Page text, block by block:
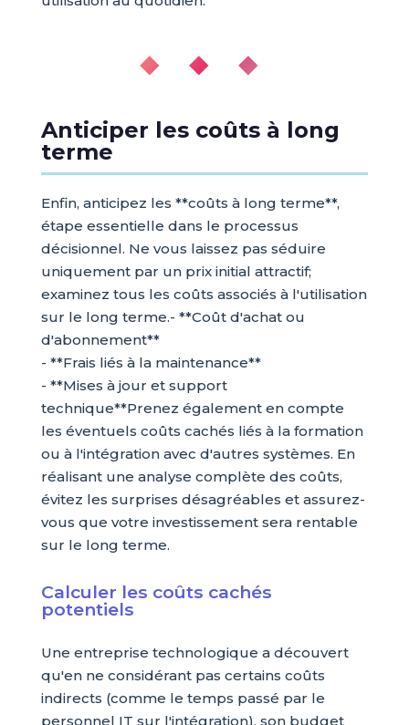
◆ ◆ ◆
Anticiper les coûts à long
terme
Enfin, anticipez les **coûts à long terme**,
étape essentielle dans le processus
décisionnel. Ne vous laissez pas séduire
uniquement par un prix initial attractif;
examinez tous les coûts associés à l'utilisation
sur le long terme.- **Coût d'achat ou
d'abonnement**
- **Frais liés à la maintenance**
- **Mises à jour et support
technique**Prenez également en compte
les éventuels coûts cachés liés à la formation
ou à l'intégration avec d'autres systèmes. En
réalisant une analyse complète des coûts,
évitez les surprises désagréables et assurez-
vous que votre investissement sera rentable
sur le long terme.
Calculer les coûts cachés
potentiels
Une entreprise technologique a découvert
qu'en ne considérant pas certains coûts
indirects (comme le temps passé par le
personnel IT sur l'intégration), son budget